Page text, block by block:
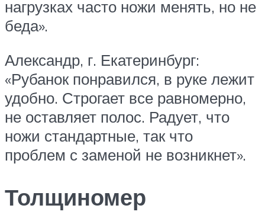
нагрузках часто ножи менять, но не
беда».
Александр, г. Екатеринбург:
«Рубанок понравился, в руке лежит
удобно. Строгает все равномерно,
не оставляет полос. Радует, что
ножи стандартные, так что
проблем с заменой не возникнет».
Толщиномер